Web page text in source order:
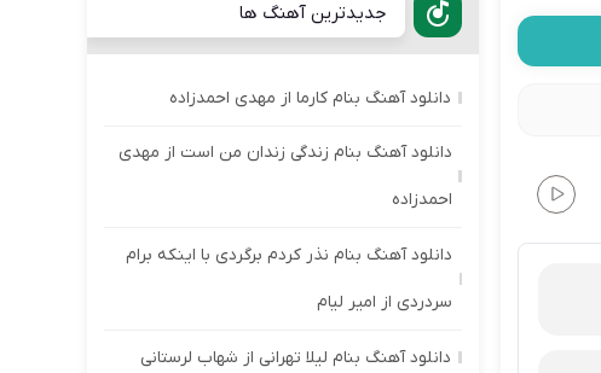
جدیدترین آهنگ ها
دانلود آهنگ بنام کارما از مهدی احمدزاده
دانلود آهنگ بنام زندگی زندان من است از مهدی
احمدزاده
دانلود آهنگ بنام نذر کردم برگردی با اینکه برام
سردردی از امیر لیام
دانلود آهنگ بنام لیلا تهرانی از شهاب لرستانی